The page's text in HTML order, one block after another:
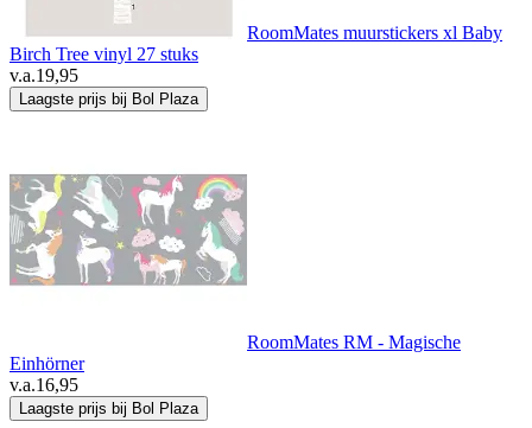
RoomMates muurstickers xl Baby
Birch Tree vinyl 27 stuks
v.a.19,95
Laagste prijs bij Bol Plaza
RoomMates RM - Magische
Einhörner
v.a.16,95
Laagste prijs bij Bol Plaza